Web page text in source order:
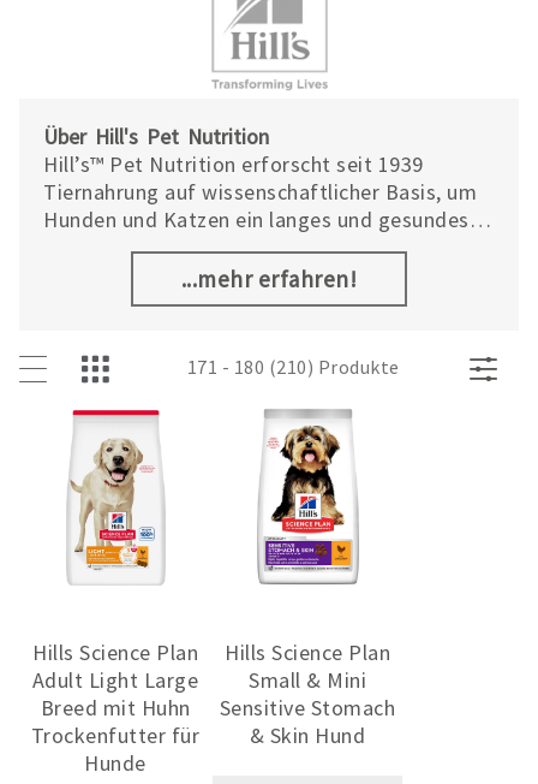
Über Hill's Pet Nutrition
Hill’s™ Pet Nutrition erforscht seit 1939
Tiernahrung auf wissenschaftlicher Basis, um
Hunden und Katzen ein langes und gesundes
Leben zu ermöglichen. Das umfangreiche
Sortiment des globalen Marktführers im
Bereich Tierernährung umfasst drei
Science Plan™ und gesunde Snacks.
...mehr erfahren!
171 - 180 (210) Produkte
Hills Science Plan
Adult Light Large
Breed mit Huhn
Trockenfutter für
Hunde
Hills Science Plan
Small & Mini
Sensitive Stomach
& Skin Hund